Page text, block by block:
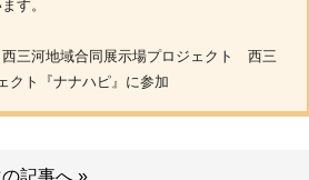
す。
三河地域合同展示場プロジェクト 西三
クト『ナナハピ』に参加
記事へ »